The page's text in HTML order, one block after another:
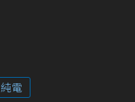
純電